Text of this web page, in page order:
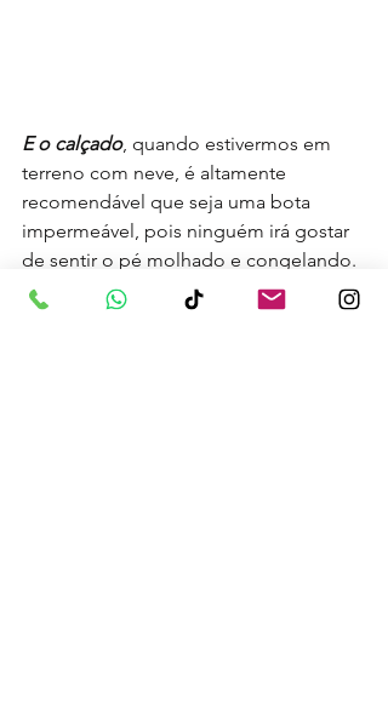
E o calçado, quando estivermos em
terreno com neve, é altamente
recomendável que seja uma bota
impermeável, pois ninguém irá gostar
de sentir o pé molhado e congelando.